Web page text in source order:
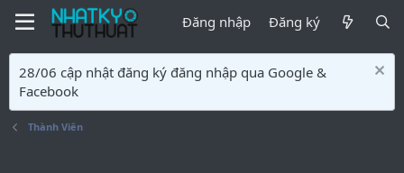
Đăng nhập Đăng ký
28/06 cập nhật đăng ký đăng nhập qua Google &
Facebook
Thành Viên